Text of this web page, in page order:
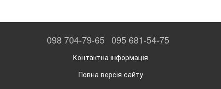
098 704-79-65 095 681-54-75
Контактна інформація
Повна версія сайту